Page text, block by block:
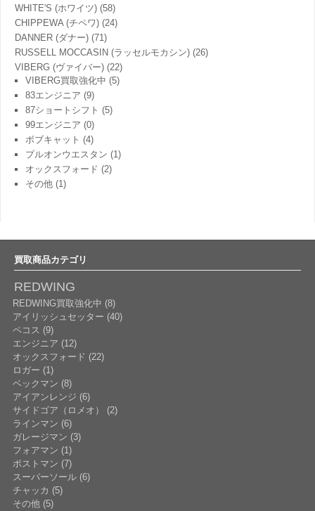
WHITE'S (ホワイツ) (58)
CHIPPEWA (チペワ) (24)
DANNER (ダナー) (71)
RUSSELL MOCCASIN (ラッセルモカシン) (26)
VIBERG (ヴァイバー) (22)
VIBERG買取強化中 (5)
83エンジニア (9)
87ショートシフト (5)
99エンジニア (0)
ボブキャット (4)
プルオンウエスタン (1)
オックスフォード (2)
その他 (1)
買取商品カテゴリ
REDWING
REDWING買取強化中 (8)
アイリッシュセッター (40)
ペコス (9)
エンジニア (12)
オックスフォード (22)
ロガー (1)
ベックマン (8)
アイアンレンジ (6)
サイドゴア（ロメオ） (2)
ラインマン (6)
ガレージマン (3)
フォアマン (1)
ポストマン (7)
スーパーソール (6)
チャッカ (5)
その他 (5)